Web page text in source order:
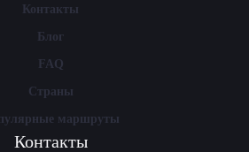
Контакты
Блог
FAQ
Страны
маршруты
Контакты